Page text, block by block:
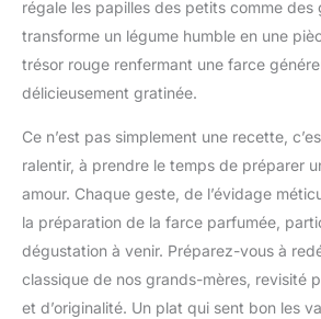
régale les papilles des petits comme des
transforme un légume humble en une
trésor rouge renfermant une farce
délicieusement gratinée.
Ce n’est pas simplement une recette,
ralentir, à prendre le temps de préparer
amour. Chaque geste, de l’évidage
la préparation de la farce parfumée,
dégustation à venir. Préparez-vous à
classique de nos grands-mères, revisité
et d’originalité. Un plat qui sent bon les